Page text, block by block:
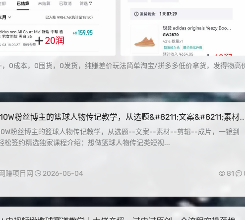
0成本，0囤货，0发货，纯賺差价玩法简单淘宝/拼多多低价拿货，发得物高
粉丝博主的篮球人物传记教学，从选题&#8211;文案&#8211;素材
剪辑&#8211;成片，一镜到底，轻松签约精选独家
粉丝博主的篮球人物传记教学，从选题--文案--素材--剪辑--成片，一镜到
松签约精选独家课程介绍：想做篮球人物传记类短视...
网赚项目网 2026-05-04 81